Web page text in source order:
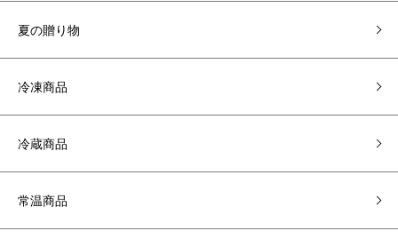
夏の贈り物
冷凍商品
冷蔵商品
常温商品